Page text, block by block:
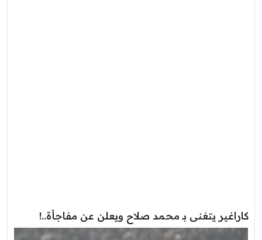
كاراغير يتغنى بـ محمد صلاح ويعلن عن مفاجأة..!